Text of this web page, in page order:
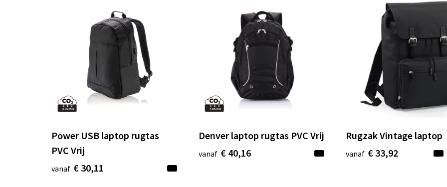
Power USB laptop rugtas
PVC Vrij
vanaf € 30,11
Denver laptop rugtas PVC Vrij
vanaf € 40,16
Rugzak Vintage laptop
vanaf € 33,92